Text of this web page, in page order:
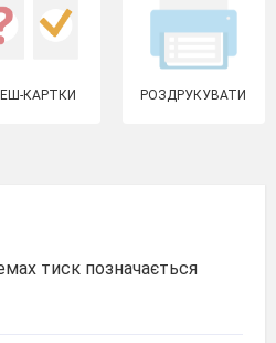
КАРТКИ РОЗДРУКУВАТИ
тиск позначається